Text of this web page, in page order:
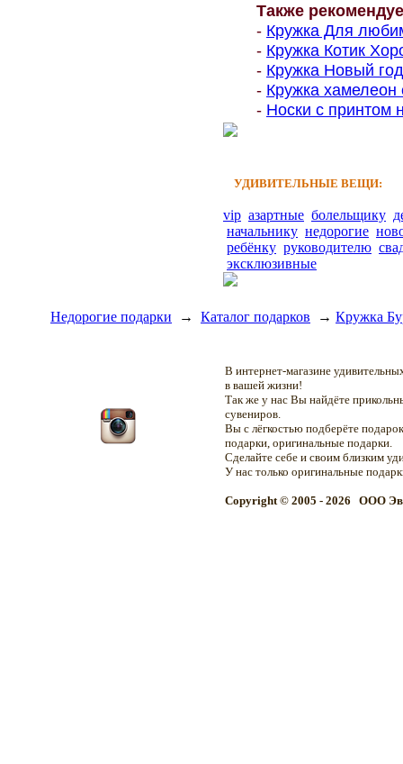
Также
- Кружка Для
- Кружка Котик
- Кружка Новый
- Кружка
- Носки с принтом
УДИВИТЕЛЬНЫЕ ВЕЩИ:
vip азартные болельщику
начальнику недорогие
ребёнку руководителю
эксклюзивные
Недорогие подарки → Каталог подарков → Кружка
В интернет-магазине
в вашей жизни!
Так же у нас Вы найдёте
сувениров.
Вы с лёгкостью подберёте
подарки, оригинальные подарки.
Сделайте себе и своим близким
У нас только оригинальные
Copyright © 2005 - 2026 OOO